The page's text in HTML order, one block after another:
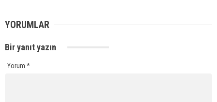
YORUMLAR
Bir yanıt yazın
Yorum *